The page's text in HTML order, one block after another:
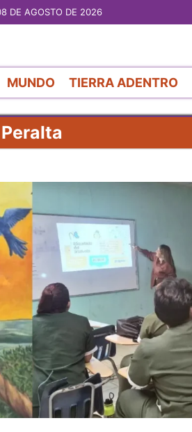
DE AGOSTO DE 2026
MUNDO TIERRA ADENTRO